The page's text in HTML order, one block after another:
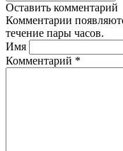
Оставить комментарий
Комментарии
течение пары часов.
Имя
Комментарий *